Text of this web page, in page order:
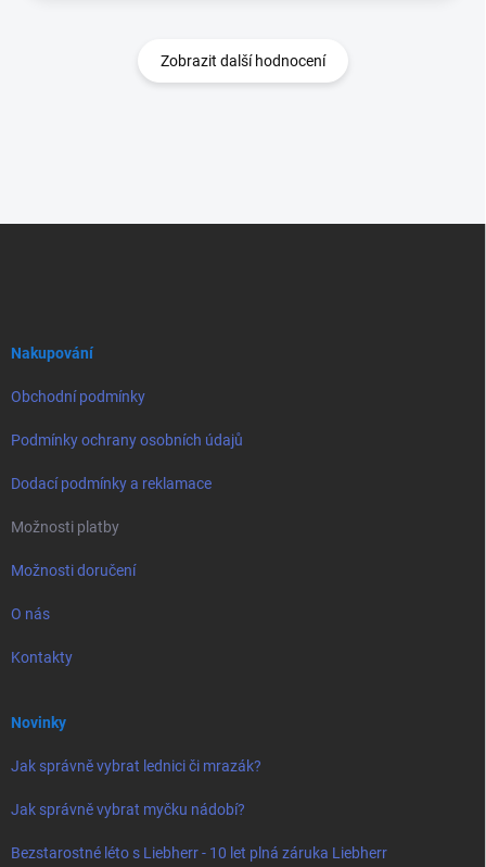
Zobrazit další hodnocení
Nakupování
Obchodní podmínky
Podmínky ochrany osobních údajů
Dodací podmínky a reklamace
Možnosti platby
Možnosti doručení
O nás
Kontakty
Novinky
Jak správně vybrat lednici či mrazák?
Jak správně vybrat myčku nádobí?
Bezstarostné léto s Liebherr - 10 let plná záruka Liebherr